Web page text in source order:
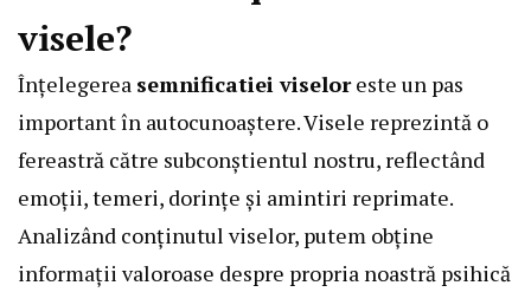
visele?
Înțelegerea semnificatiei viseloreste un pas
important în autocunoaștere. Visele reprezintă o
fereastră către subconștientul nostru, reflectând
emoții, temeri, dorințe și amintiri reprimate.
Analizând conținutul viselor, putem obține
informații valoroase despre propria noastră psihică